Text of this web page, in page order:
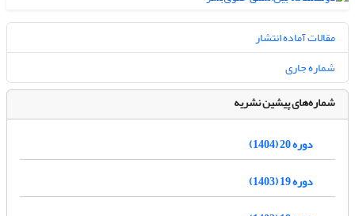
مقالات آماده انتشار
شماره جاری
شماره‌های پیشین نشریه
دوره 20 (1404)
دوره 19 (1403)